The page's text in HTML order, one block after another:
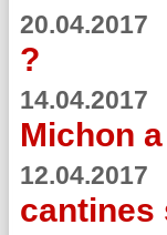
20.04.2017
?
14.04.2017
Michon
12.04.2017
cantines